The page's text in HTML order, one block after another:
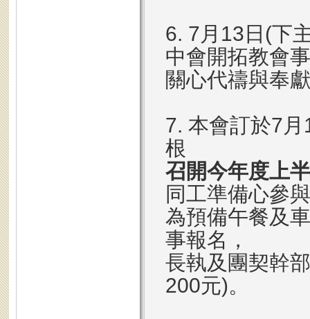
6. 7月13日(下
中會開拓教會
關心代禱與奉
7. 本會訂於7
根
召開今年度上
同工準備心參
為預備午餐及
事報名，
長執及團契幹
200元)。